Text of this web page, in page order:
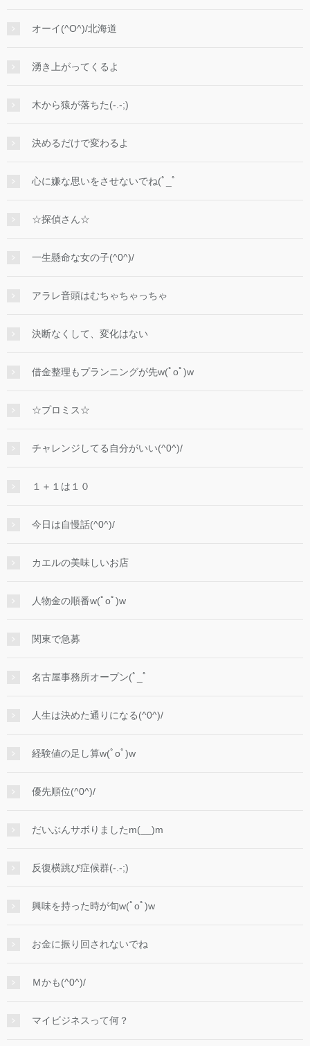
オーイ(^O^)/北海道
湧き上がってくるよ
木から猿が落ちた(-.-;)
決めるだけで変わるよ
心に嫌な思いをさせないでね(ﾟ_ﾟ
☆探偵さん☆
一生懸命な女の子(^0^)/
アラレ音頭はむちゃちゃっちゃ
決断なくして、変化はない
借金整理もプランニングが先w(ﾟoﾟ)w
☆プロミス☆
チャレンジしてる自分がいい(^0^)/
１＋１は１０
今日は自慢話(^0^)/
カエルの美味しいお店
人物金の順番w(ﾟoﾟ)w
関東で急募
名古屋事務所オープン(ﾟ_ﾟ
人生は決めた通りになる(^0^)/
経験値の足し算w(ﾟoﾟ)w
優先順位(^0^)/
だいぶんサボりましたm(__)m
反復横跳び症候群(-.-;)
興味を持った時が旬w(ﾟoﾟ)w
お金に振り回されないでね
Ｍかも(^0^)/
マイビジネスって何？